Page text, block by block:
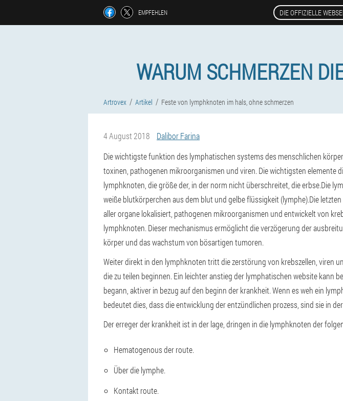
EMPFEHLEN DIE OFFIZIELLE
WARUM SCHMERZEN
Artrovex Artikel Feste von lymphknoten im hals, ohne schmerzen
4 August 2018
Dalibor Farina
Die wichtigste funktion des lymphatischen systems des menschlichen
toxinen, pathogenen mikroorganismen und viren. Die wichtigsten elemente
lymphknoten, die größe der, in der norm nicht überschreitet, die erbse.Die
weiße blutkörperchen aus dem blut und gelbe flüssigkeit (lymphe).Die
aller organe lokalisiert, pathogenen mikroorganismen und entwickelt von
lymphknoten. Dieser mechanismus ermöglicht die verzögerung der
körper und das wachstum von bösartigen tumoren.
Weiter direkt in den lymphknoten tritt die zerstörung von krebszellen, viren
die zu teilen beginnen. Ein leichter anstieg der lymphatischen website kann
begann, aktiver in bezug auf den beginn der krankheit. Wenn es weh ein
bedeutet dies, dass die entwicklung der entzündlichen prozess, sind sie in
Der erreger der krankheit ist in der lage, dringen in die lymphknoten der
Hematogenous der route.
Über die lymphe.
Kontakt route.